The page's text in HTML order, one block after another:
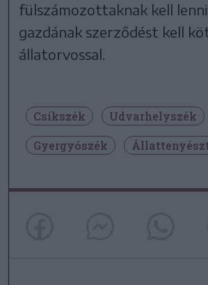
fülszámozottaknak kell
gazdának szerződést kell
állatorvossal.
Csíkszék
Udvarhelyszék
Gyergyószék